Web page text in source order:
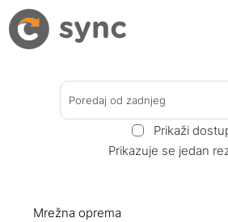
Poredaj od zadnjeg
Prikaži
Prikazuje se jedan
Mrežna oprema